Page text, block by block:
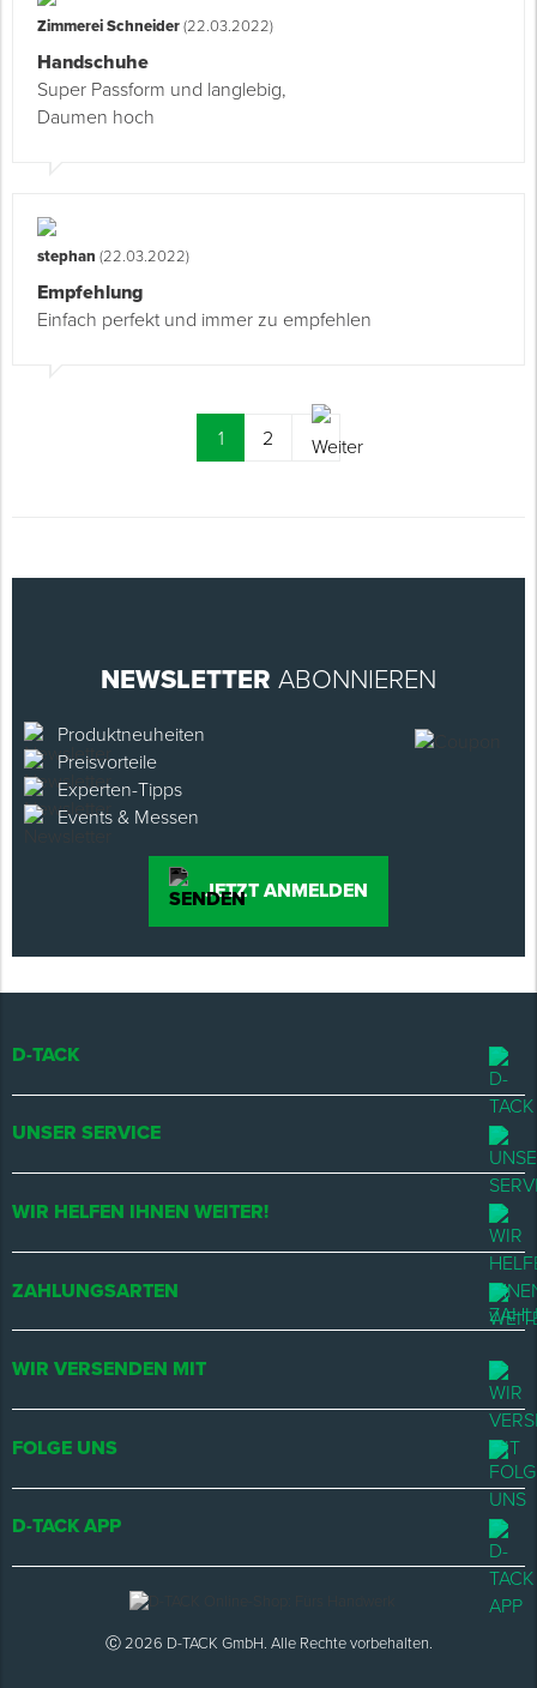
Zimmerei Schneider(22.03.2022)
Handschuhe
Super Passform und langlebig,
Daumen hoch
stephan (22.03.2022)
Empfehlung
Einfach perfekt und immer zu empfehlen
1(current)
2
NEWSLETTER ABONNIEREN
Produktneuheiten
Preisvorteile
Experten-Tipps
Events & Messen
JETZT ANMELDEN
D-TACK
UNSER SERVICE
WIR HELFEN IHNEN WEITER!
ZAHLUNGSARTEN
WIR VERSENDEN MIT
FOLGE UNS
D-TACK APP
Ⓒ 2026 D-TACK GmbH. Alle Rechte vorbehalten.